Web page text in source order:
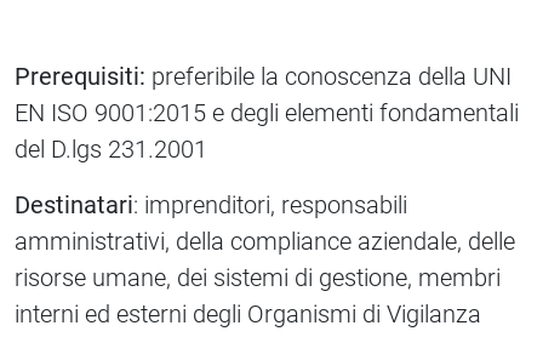
Prerequisiti: preferibile la conoscenza della UNI
EN ISO 9001:2015 e degli elementi fondamentali
del D.lgs 231.2001
Destinatari: imprenditori, responsabili
amministrativi, della compliance aziendale, delle
risorse umane, dei sistemi di gestione, membri
interni ed esterni degli Organismi di Vigilanza